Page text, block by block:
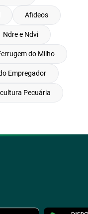
Afideos
Ndre e Ndvi
do Milho
Empregador
Pecuária